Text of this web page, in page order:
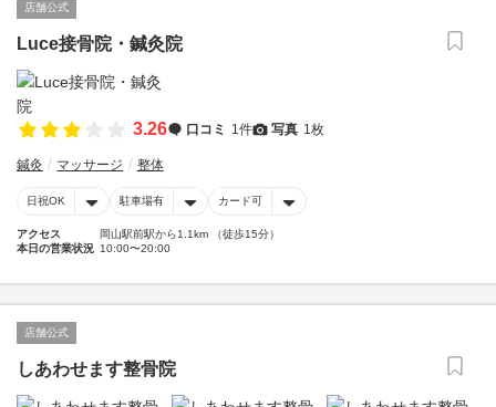
店舗公式
Luce接骨院・鍼灸院
3.26 口コミ 1件 写真 1枚
鍼灸 マッサージ 整体
日祝OK 駐車場有 カード可
アクセス
岡山駅前駅から1.1km （徒歩15分）
本日の営業状況 10:00〜20:00
店舗公式
しあわせます整骨院